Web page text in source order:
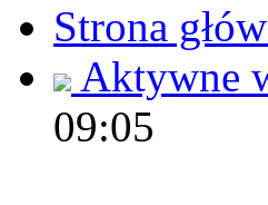
Strona
Aktywne
09:05